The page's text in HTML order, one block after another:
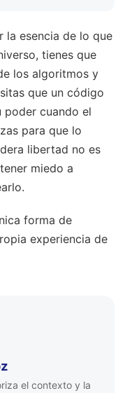
la esencia de lo que
tienes que
los algoritmos y
que un código
cuando el
para que lo
libertad no es
miedo a
forma de
experiencia de
el contexto y la